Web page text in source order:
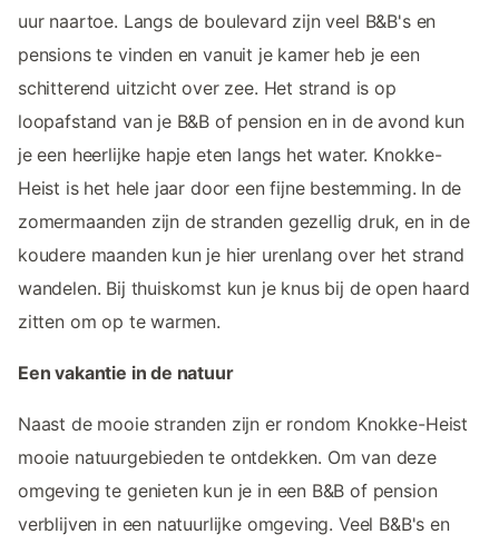
uur naartoe. Langs de boulevard zijn veel B&B's en
pensions te vinden en vanuit je kamer heb je een
schitterend uitzicht over zee. Het strand is op
loopafstand van je B&B of pension en in de avond kun
je een heerlijke hapje eten langs het water. Knokke-
Heist is het hele jaar door een fijne bestemming. In de
zomermaanden zijn de stranden gezellig druk, en in de
koudere maanden kun je hier urenlang over het strand
wandelen. Bij thuiskomst kun je knus bij de open haard
zitten om op te warmen.
Een vakantie in de natuur
Naast de mooie stranden zijn er rondom Knokke-Heist
mooie natuurgebieden te ontdekken. Om van deze
omgeving te genieten kun je in een B&B of pension
verblijven in een natuurlijke omgeving. Veel B&B's en